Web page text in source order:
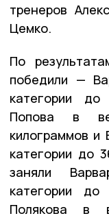
тренеров
Цемко.
По
победили —
категории до
Попова в
килограммов и
категории до
заняли
категории
Полякова в